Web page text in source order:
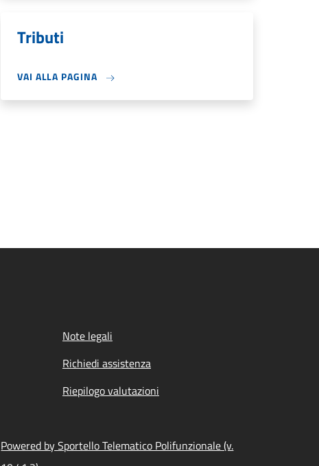
Tributi
VAI ALLA PAGINA
Note legali
Richiedi assistenza
Riepilogo valutazioni
Powered by Sportello Telematico Polifunzionale (v.